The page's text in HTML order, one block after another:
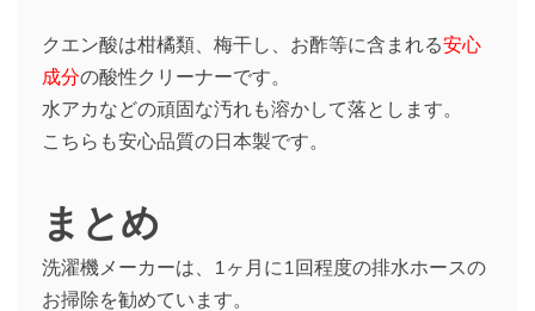
クエン酸は柑橘類、梅干し、お酢等に含まれる安心
成分の酸性クリーナーです。
水アカなどの頑固な汚れも溶かして落とします。
こちらも安心品質の日本製です。
まとめ
洗濯機メーカーは、1ヶ月に1回程度の排水ホースの
お掃除を勧めています。